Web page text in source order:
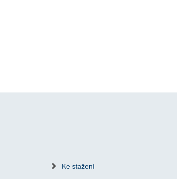
Ke stažení